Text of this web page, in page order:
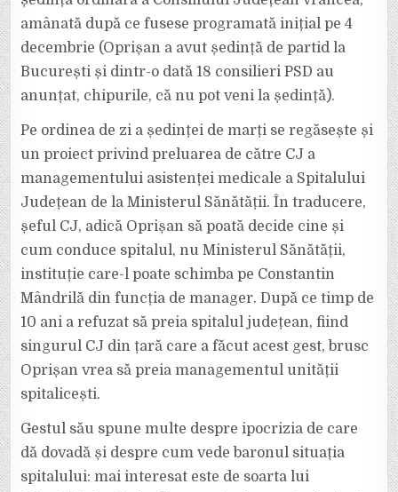
OPRIȘAN
A
PRELUĂRII
DE
CĂTRE
CJ
VRANCEA.
VREA
SĂ
PREIA
MANAGEMENTUL
MEDICALE,
PENTRU
A-
L
SALVA
DE
LA
DEMITERE
PE
CONSTANTIN
MÂNDRILĂ!
amânată după ce fusese programată inițial pe 4
decembrie (Oprișan a avut ședință de partid la
București și dintr-o dată 18 consilieri PSD au
anunțat, chipurile, că nu pot veni la ședință).
Pe ordinea de zi a ședinței de marți se regăsește și
un proiect privind preluarea de către CJ a
managementului asistenței medicale a Spitalului
Județean de la Ministerul Sănătății. În traducere,
șeful CJ, adică Oprișan să poată decide cine și
cum conduce spitalul, nu Ministerul Sănătății,
instituție care-l poate schimba pe Constantin
Mândrilă din funcția de manager. După ce timp de
10 ani a refuzat să preia spitalul județean, fiind
singurul CJ din țară care a făcut acest gest, brusc
Oprișan vrea să preia managementul unității
spitalicești.
Gestul său spune multe despre ipocrizia de care
dă dovadă și despre cum vede baronul situația
spitalului: mai interesat este de soarta lui